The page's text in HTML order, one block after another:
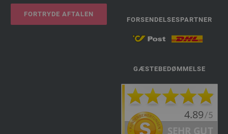
FORTRYDE AFTALEN
FORSENDELSESPARTNER
GÆSTEBEDØMMELSE